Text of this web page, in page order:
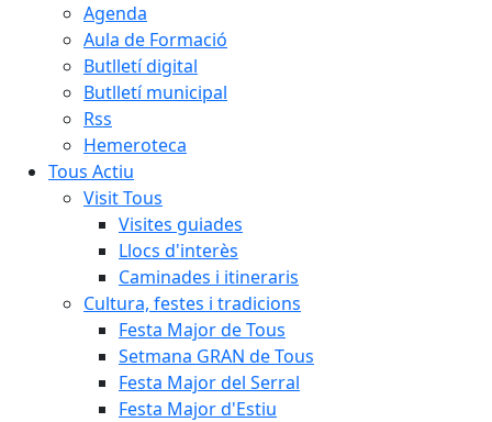
Agenda
Aula de Formació
Butlletí digital
Butlletí municipal
Rss
Hemeroteca
Tous Actiu
Visit Tous
Visites guiades
Llocs d'interès
Caminades i itineraris
Cultura, festes i tradicions
Festa Major de Tous
Setmana GRAN de Tous
Festa Major del Serral
Festa Major d'Estiu